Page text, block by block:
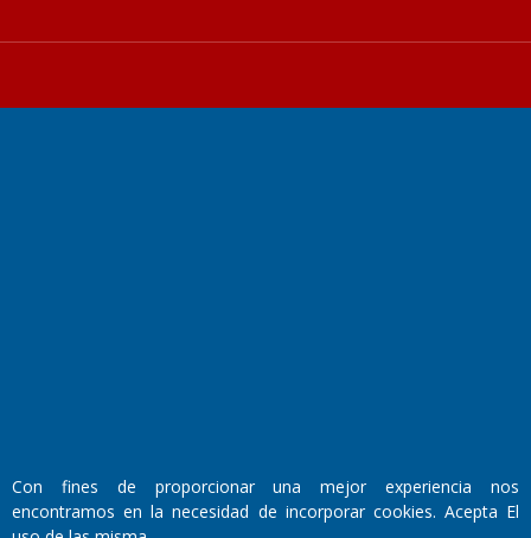
Domicilio Legal: José Ingenieros 855,
Con fines de proporcionar una mejor experiencia nos
encontramos en la necesidad de incorporar cookies. Acepta El